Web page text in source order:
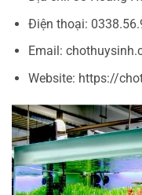
Điện thoại:
Email:
Website: https://